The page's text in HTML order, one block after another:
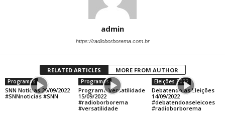
admin
https://radioborborema.com.br
RELATED ARTICLES MORE FROM AUTHOR
Programas
SNN Notícias 20/09/2022
#SNNnoticias #SNN
Programas
Programa Versatilidade
15/09/2022
#radioborborema
#versatilidade
Eleições 2022
Debatendo as Eleições
14/09/2022
#debatendoaseleicoes
#radioborborema